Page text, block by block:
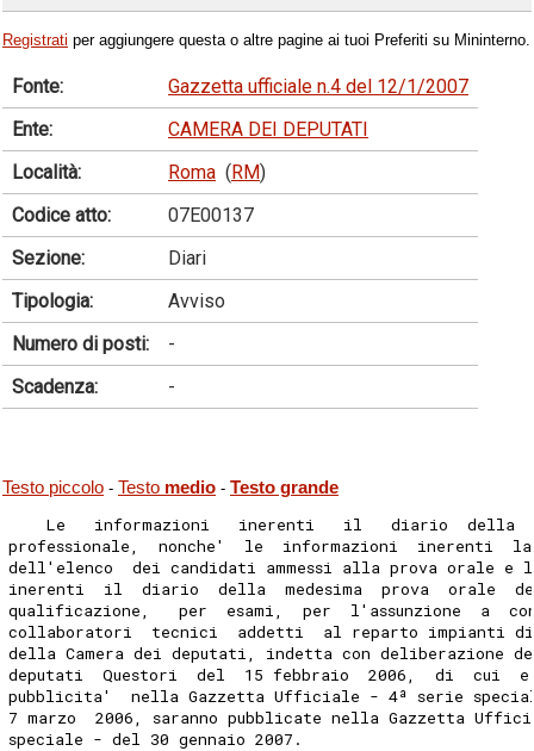
Registrati per aggiungere questa o altre pagine ai tuoi Preferiti su Mininterno.
Fonte:
Gazzetta ufficiale n.4 del 12/1/2007
Ente:
CAMERA DEI DEPUTATI
Località:
Roma (RM)
Codice atto:
07E00137
Sezione:
Diari
Tipologia:
Avviso
Numero di posti:
-
Scadenza:
-
Testo piccolo - Testo medio - Testo grande
Le   informazioni   inerenti   il   diario  della
professionale,  nonche'  le  informazioni  inerenti  la
dell'elenco  dei candidati ammessi alla prova orale e
inerenti  il  diario  della  medesima  prova  orale
qualificazione,   per  esami,  per  l'assunzione  a
collaboratori  tecnici  addetti  al reparto impianti di
della Camera dei deputati, indetta con deliberazione
deputati  Questori  del  15 febbraio  2006,  di  cui
pubblicita'  nella Gazzetta Ufficiale - 4ª serie
7 marzo  2006, saranno pubblicate nella Gazzetta
speciale - del 30 gennaio 2007.